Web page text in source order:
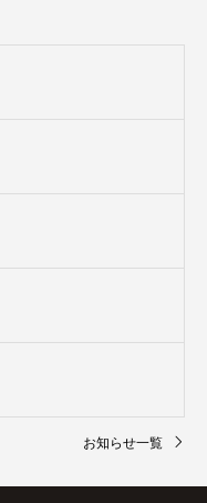
お知らせ一覧